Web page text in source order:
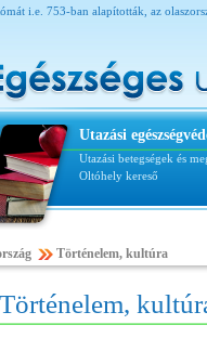
i.e. 753-ban alapították, az
Utazási
Utazási betegségek és
Oltóhely kereső
Történelem, kultúra